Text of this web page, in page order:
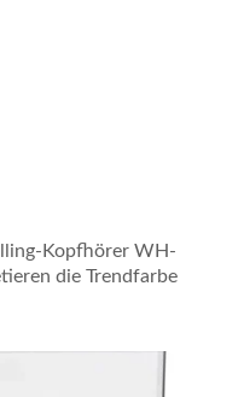
Kopfhörer WH-
die Trendfarbe